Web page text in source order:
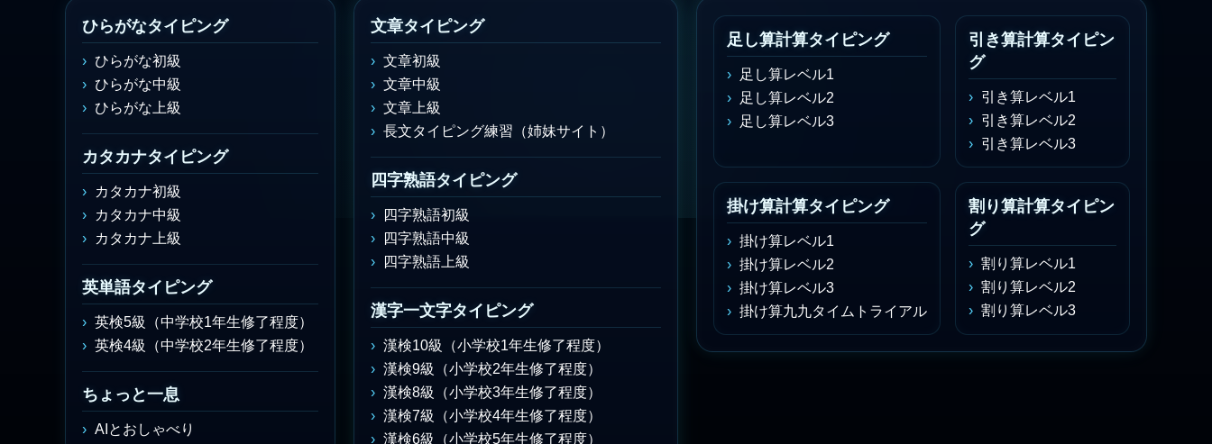
ひらがなタイピング
ひらがな初級
ひらがな中級
ひらがな上級
カタカナタイピング
カタカナ初級
カタカナ中級
カタカナ上級
英単語タイピング
英検5級（中学校1年生修了程度）
英検4級（中学校2年生修了程度）
ちょっと一息
AIとおしゃべり
文章タイピング
文章初級
文章中級
文章上級
長文タイピング練習（姉妹サイト）
四字熟語タイピング
四字熟語初級
四字熟語中級
四字熟語上級
漢字一文字タイピング
漢検10級（小学校1年生修了程度）
漢検9級（小学校2年生修了程度）
漢検8級（小学校3年生修了程度）
漢検7級（小学校4年生修了程度）
漢検6級（小学校5年生修了程度）
足し算計算タイピング
足し算レベル1
足し算レベル2
足し算レベル3
引き算計算タイピン
グ
引き算レベル1
引き算レベル2
引き算レベル3
掛け算計算タイピング
掛け算レベル1
掛け算レベル2
掛け算レベル3
掛け算九九タイムトライアル
割り算計算タイピン
グ
割り算レベル1
割り算レベル2
割り算レベル3